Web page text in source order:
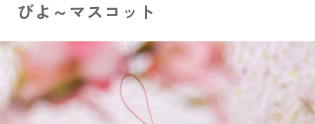
お問い合わせ
PRIZE 公式 X
びよ～マスコット